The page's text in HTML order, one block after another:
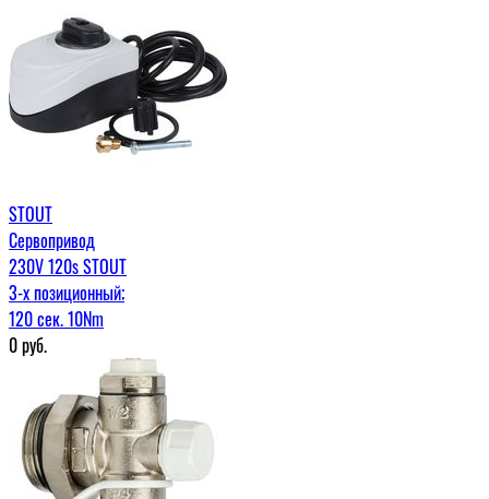
STOUT
Сервопривод
230V 120s STOUT
3-х позиционный;
120 сек. 10Nm
0руб.